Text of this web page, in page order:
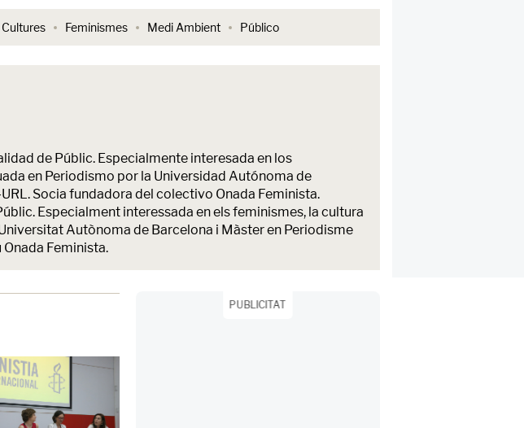
Cultures Feminismes Medi Ambient Público
de Públic. Especialmente interesada en los
en Periodismo por la Universidad Autónoma de
Socia fundadora del colectivo Onada Feminista.
Especialment interessada en els feminismes, la cultura
Autònoma de Barcelona i Màster en Periodisme
Feminista.
PUBLICITAT